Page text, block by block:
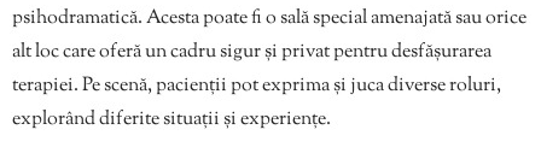
psihodramatică. Acesta poate fi o sală special amenajată sau orice
alt loc care oferă un cadru sigur și privat pentru desfășurarea
terapiei. Pe scenă, pacienții pot exprima și juca diverse roluri,
explorând diferite situații și experiențe.